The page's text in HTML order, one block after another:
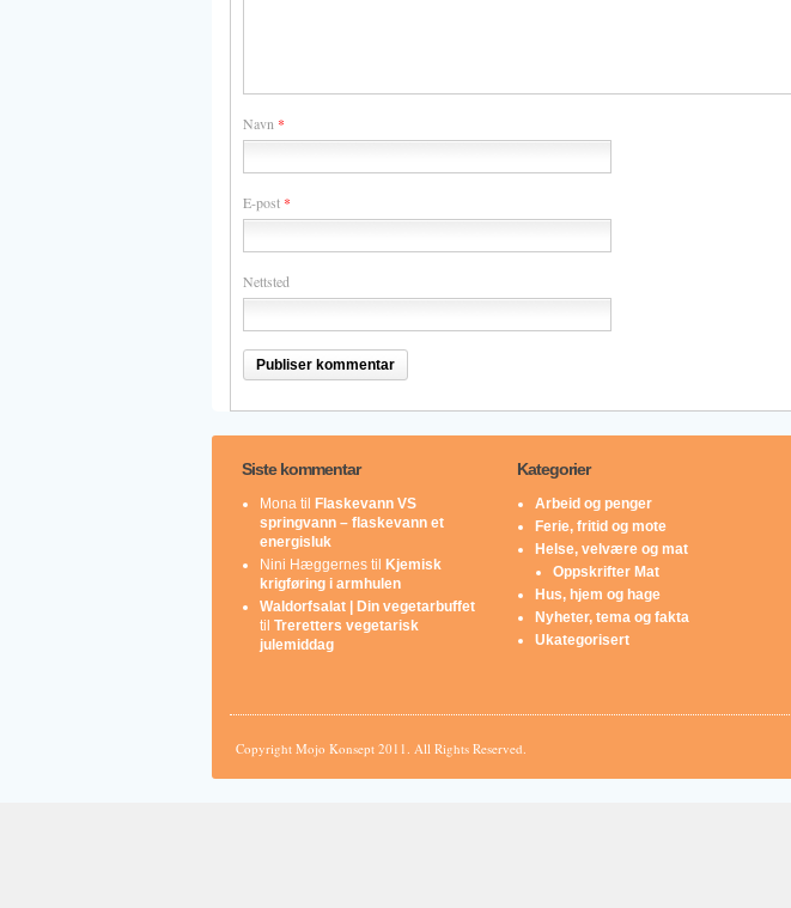
Navn *
E-post *
Nettsted
Siste kommentar
Mona til
Flaskevann VS
springvann – flaskevann et
energisluk
Nini Hæggernes til
Kjemisk
krigføring i armhulen
Waldorfsalat | Din vegetarbuffet
til Treretters vegetarisk
julemiddag
Kategorier
Arbeid og penger
Ferie, fritid og mote
Helse, velvære og mat
Oppskrifter Mat
Hus, hjem og hage
Nyheter, tema og fakta
Ukategorisert
Copyright Mojo Konsept 2011. All Rights Reserved.